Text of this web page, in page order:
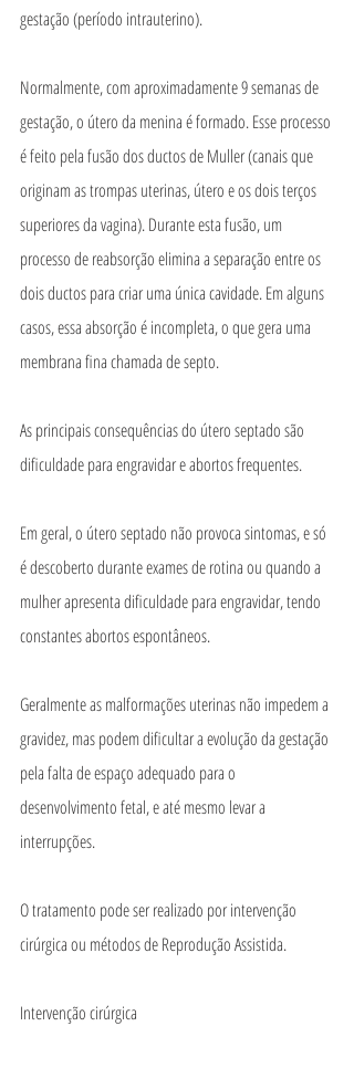
gestação (período intrauterino).
Normalmente, com aproximadamente 9 semanas de
gestação, o útero da menina é formado. Esse processo
é feito pela fusão dos ductos de Muller (canais que
originam as trompas uterinas, útero e os dois terços
superiores da vagina). Durante esta fusão, um
processo de reabsorção elimina a separação entre os
dois ductos para criar uma única cavidade. Em alguns
casos, essa absorção é incompleta, o que gera uma
membrana fina chamada de septo.
As principais consequências do útero septado são
dificuldade para engravidar e abortos frequentes.
Em geral, o útero septado não provoca sintomas, e só
é descoberto durante exames de rotina ou quando a
mulher apresenta dificuldade para engravidar, tendo
constantes abortos espontâneos.
Geralmente as malformações uterinas não impedem a
gravidez, mas podem dificultar a evolução da gestação
pela falta de espaço adequado para o
desenvolvimento fetal, e até mesmo levar a
interrupções.
O tratamento pode ser realizado por intervenção
cirúrgica ou métodos de Reprodução Assistida.
Intervenção cirúrgica